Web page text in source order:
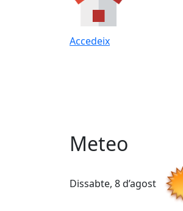
Accedeix
Meteo
Dissabte, 8 d’agost